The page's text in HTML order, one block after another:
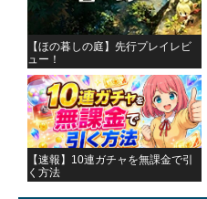
【ほの暮しの庭】先行プレイレビ
ュー！
【速報】10連ガチャを無課金で引
く方法